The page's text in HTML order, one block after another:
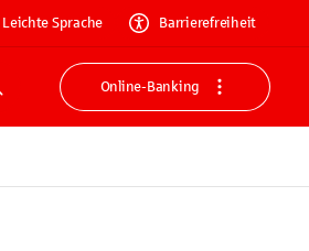
Leichte Sprache Barrierefreiheit
Suche
Online-Banking